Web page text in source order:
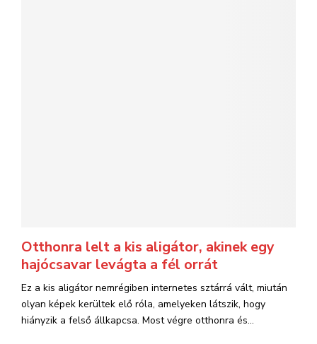
Otthonra lelt a kis aligátor, akinek egy
hajócsavar levágta a fél orrát
Ez a kis aligátor nemrégiben internetes sztárrá vált, miután
olyan képek kerültek elő róla, amelyeken látszik, hogy
hiányzik a felső állkapcsa. Most végre otthonra és...